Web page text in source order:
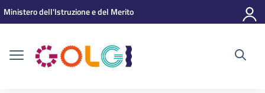
Vai ai contenuti
Vai al menu di navigazione
Vai al footer
Ministero dell'Istruzione e del Merito